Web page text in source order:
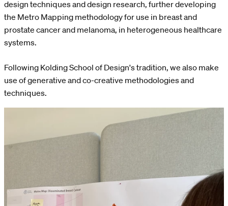
design techniques and design research, further developing
the Metro Mapping methodology for use in breast and
prostate cancer and melanoma, in heterogeneous healthcare
systems.
Following Kolding School of Design's tradition, we also make
use of generative and co-creative methodologies and
techniques.